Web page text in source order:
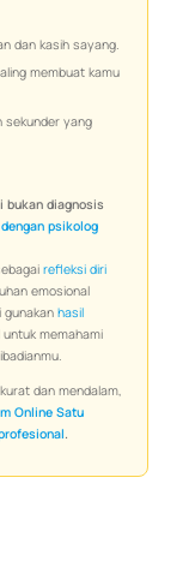
dan kasih sayang.
membuat kamu
sekunder yang
bukan diagnosis
psikolog
refleksi diri
emosional
gunakanhasil
untuk memahami
dan mendalam,
Online Satu
.